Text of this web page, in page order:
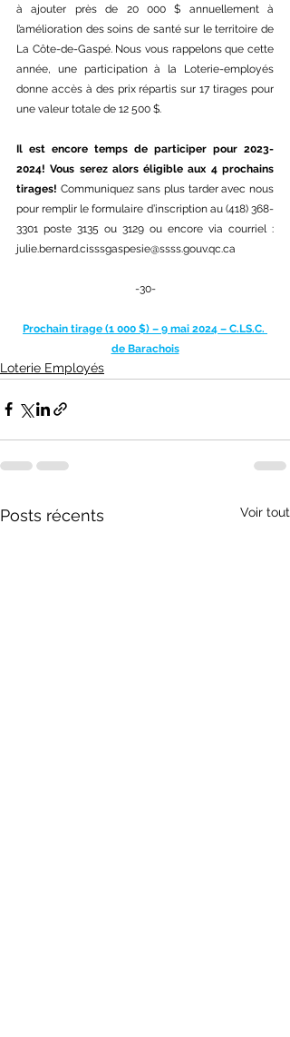
à ajouter près de 20 000 $ annuellement à
l’amélioration des soins de santé sur le territoire de
La Côte-de-Gaspé. Nous vous rappelons que cette
année, une participation à la Loterie-employés
donne accès à des prix répartis sur 17 tirages pour
une valeur totale de 12 500 $.
Il est encore temps de participer pour 2023-
2024! Vous serez alors éligible aux 4 prochains
tirages! Communiquez sans plus tarder avec nous
pour remplir le formulaire d’inscription au (418) 368-
julie.bernard.cisssgaspesie@ssss.gouv.qc.ca
-30-
Prochain tirage (1 000 $) – 9 mai 2024 – C.LS.C.
de Barachois
Loterie Employés
Posts récents Voir tout